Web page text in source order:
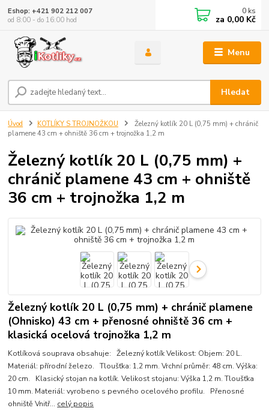
Menu
Hledat
Eshop: +421 902 212 007
od 8:00 - do 16:00 hod
0 ks
za 0,00 Kč
Úvod KOTLÍKY S TROJNOŽKOU
Železný kotlík 20 L (0,75 mm) + chránič
plamene 43 cm + ohniště 36 cm + trojnožka 1,2 m
Železný kotlík 20 L (0,75 mm) +
chránič plamene 43 cm + ohniště
36 cm + trojnožka 1,2 m
Železný kotlík 20 L (0,75 mm) + chránič plamene
(Ohnisko) 43 cm + přenosné ohniště 36 cm +
klasická ocelová trojnožka 1,2 m
Kotlíková souprava obsahuje: Železný kotlík Velikost: Objem: 20 L.
Materiál: přírodní železo. Tloušťka: 1,2 mm. Vrchní průměr: 48 cm. Výška:
20 cm. Klasický stojan na kotlík. Velikost stojanu: Výška 1,2 m. Tloušťka
10 mm. Materiál: vyrobeno s pevného ocelového profilu. Přenosné
ohniště Vnitř... celý popis